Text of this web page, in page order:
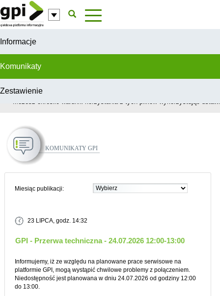
Przejdź do komentarzy
Informacje
Komunikaty
Zestawienie
W celu świadczenia usług na najwyższym poziomie, serwis GPI
Możesz określić warunki korzystania z tych plików wykorzystując
Komunikaty GPI
Miesiąc publikacji:
23 LIPCA, godz. 14:32
GPI - Przerwa techniczna - 24.07.2026 12:00-13:00
Informujemy, iż ze względu na planowane prace serwisowe na
platformie GPI, mogą wystąpić chwilowe problemy z połączeniem.
Niedostępność jest planowana w dniu 24.07.2026 od godziny 12:00
do 13:00.